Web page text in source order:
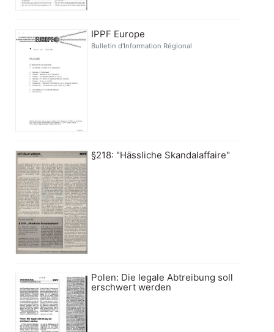
IPPF Europe
Bulletin d'Information Régional
§218: "Hässliche Skandalaffaire"
Polen: Die legale Abtreibung soll
erschwert werden